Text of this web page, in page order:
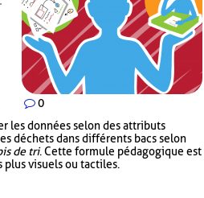
0
les données selon des attributs
déchets dans différents bacs selon
de tri. Cette formule pédagogique est
plus visuels ou tactiles.